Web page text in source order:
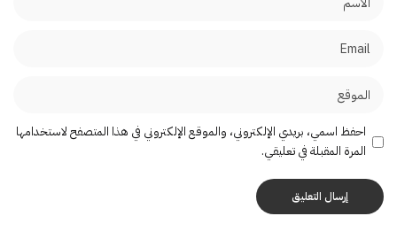
احفظ اسمي، بريدي الإلكتروني، والموقع الإلكتروني في هذا المتصفح لاستخدامها
المرة المقبلة في تعليقي.